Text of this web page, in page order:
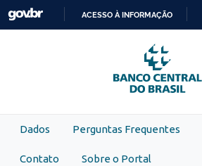
Skip to main content
PARA
O
CONTEÚDO
ACESSO À INFORMAÇÃO
Dados Perguntas Frequentes
Contato Sobre o Portal